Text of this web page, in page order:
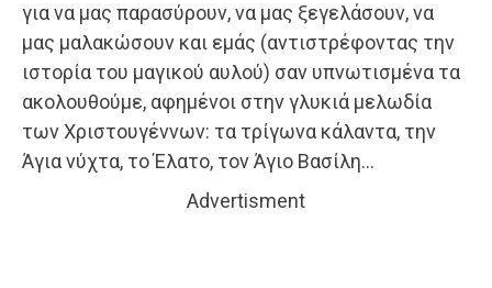
για να μας παρασύρουν, να μας ξεγελάσουν, να
μας μαλακώσουν και εμάς (αντιστρέφοντας την
ιστορία του μαγικού αυλού) σαν υπνωτισμένα τα
ακολουθούμε, αφημένοι στην γλυκιά μελωδία
των Χριστουγέννων: τα τρίγωνα κάλαντα, την
Άγια νύχτα, το Έλατο, τον Άγιο Βασίλη…
Advertisment